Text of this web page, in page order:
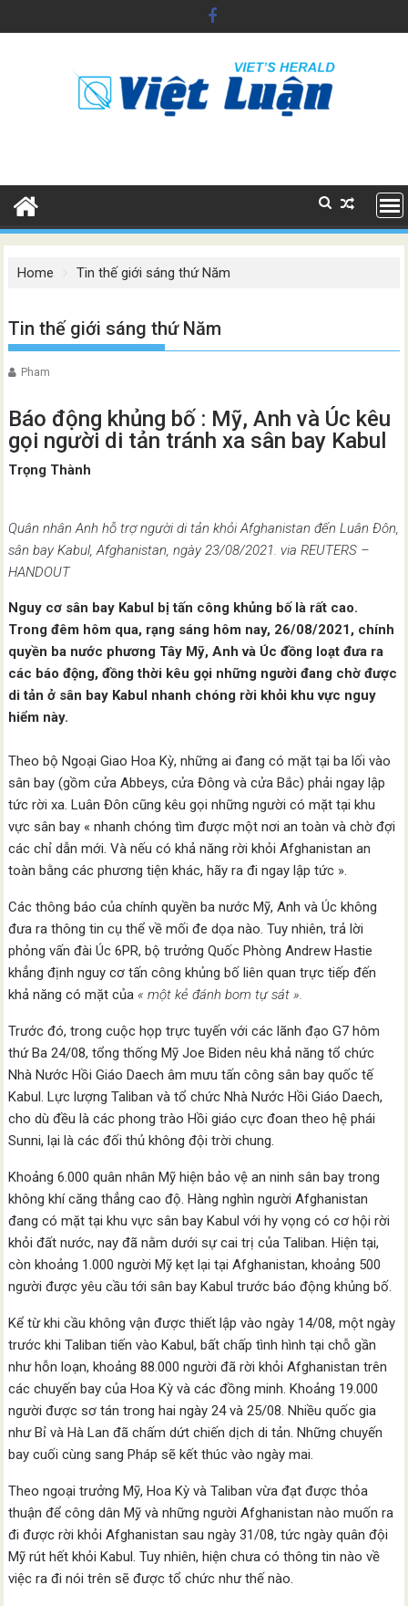
to
Home Tin thế giới sáng thứ Năm
Tin thế giới sáng thứ Năm
Pham
Báo động khủng bố : Mỹ, Anh và Úc kêu
gọi người di tản tránh xa sân bay Kabul
Trọng Thành
Quân nhân Anh hỗ trợ người di tản khỏi Afghanistan đến Luân Đôn,
sân bay Kabul, Afghanistan, ngày 23/08/2021. via REUTERS –
HANDOUT
Nguy cơ sân bay Kabul bị tấn công khủng bố là rất cao.
Trong đêm hôm qua, rạng sáng hôm nay, 26/08/2021, chính
quyền ba nước phương Tây Mỹ, Anh và Úc đồng loạt đưa ra
các báo động, đồng thời kêu gọi những người đang chờ được
di tản ở sân bay Kabul nhanh chóng rời khỏi khu vực nguy
hiểm này.
Theo bộ Ngoại Giao Hoa Kỳ, những ai đang có mặt tại ba lối vào
sân bay (gồm cửa Abbeys, cửa Đông và cửa Bắc) phải ngay lập
tức rời xa. Luân Đôn cũng kêu gọi những người có mặt tại khu
vực sân bay « nhanh chóng tìm được một nơi an toàn và chờ đợi
các chỉ dẫn mới. Và nếu có khả năng rời khỏi Afghanistan an
toàn bằng các phương tiện khác, hãy ra đi ngay lập tức ».
Các thông báo của chính quyền ba nước Mỹ, Anh và Úc không
đưa ra thông tin cụ thể về mối đe dọa nào. Tuy nhiên, trả lời
phỏng vấn đài Úc 6PR, bộ trưởng Quốc Phòng Andrew Hastie
khẳng định nguy cơ tấn công khủng bố liên quan trực tiếp đến
khả năng có mặt của « một kẻ đánh bom tự sát ».
Trước đó, trong cuộc họp trực tuyến với các lãnh đạo G7 hôm
thứ Ba 24/08, tổng thống Mỹ Joe Biden nêu khả năng tổ chức
Nhà Nước Hồi Giáo Daech âm mưu tấn công sân bay quốc tế
Kabul. Lực lượng Taliban và tổ chức Nhà Nước Hồi Giáo Daech,
cho dù đều là các phong trào Hồi giáo cực đoan theo hệ phái
Sunni, lại là các đối thủ không đội trời chung.
Khoảng 6.000 quân nhân Mỹ hiện bảo vệ an ninh sân bay trong
không khí căng thẳng cao độ. Hàng nghìn người Afghanistan
đang có mặt tại khu vực sân bay Kabul với hy vọng có cơ hội rời
khỏi đất nước, nay đã nằm dưới sự cai trị của Taliban. Hiện tại,
còn khoảng 1.000 người Mỹ kẹt lại tại Afghanistan, khoảng 500
người được yêu cầu tới sân bay Kabul trước báo động khủng bố.
Kể từ khi cầu không vận được thiết lập vào ngày 14/08, một ngày
trước khi Taliban tiến vào Kabul, bất chấp tình hình tại chỗ gần
như hỗn loạn, khoảng 88.000 người đã rời khỏi Afghanistan trên
các chuyến bay của Hoa Kỳ và các đồng minh. Khoảng 19.000
người được sơ tán trong hai ngày 24 và 25/08. Nhiều quốc gia
như Bỉ và Hà Lan đã chấm dứt chiến dịch di tản. Những chuyến
bay cuối cùng sang Pháp sẽ kết thúc vào ngày mai.
Theo ngoại trưởng Mỹ, Hoa Kỳ và Taliban vừa đạt được thỏa
thuận để công dân Mỹ và những người Afghanistan nào muốn ra
đi được rời khỏi Afghanistan sau ngày 31/08, tức ngày quân đội
Mỹ rút hết khỏi Kabul. Tuy nhiên, hiện chưa có thông tin nào về
việc ra đi nói trên sẽ được tổ chức như thế nào.